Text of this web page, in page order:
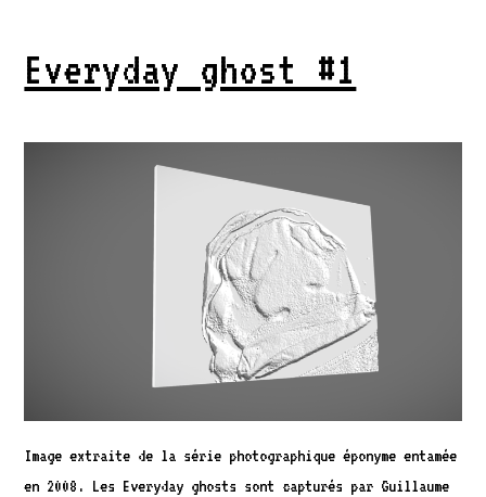
Everyday ghost #1
Image extraite de la série photographique éponyme entamée
en 2008. Les Everyday ghosts sont capturés par Guillaume